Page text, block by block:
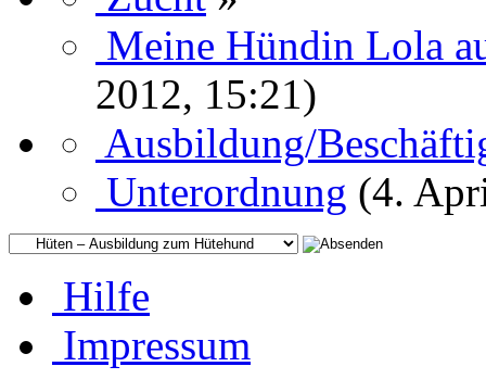
Meine Hündin Lola
2012, 15:21)
Ausbildung/
Unterordnung (4.
Hilfe
Impressum